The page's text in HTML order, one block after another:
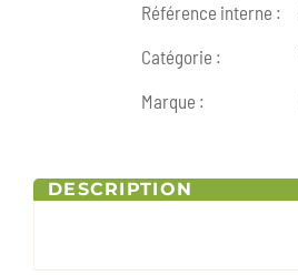
Référence interne :
Catégorie :
Marque :
DESCRIPTION